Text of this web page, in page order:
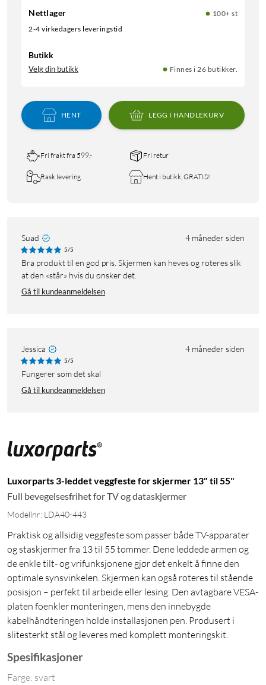
Nettlager
100+ st
2-4 virkedagers leveringstid
Butikk
Velg din butikk Finnes i 26 butikker.
HENT LEGG I HANDLEKURV
Fri frakt fra 599,- Fri retur
Rask levering Hent i butikk, GRATIS!
Suad 4 måneder siden
5/5
Bra produkt til en god pris. Skjermen kan heves og roteres slik
at den «står» hvis du ønsker det.
Gå til kundeanmeldelsen
Jessica 4 måneder siden
5/5
Fungerer som det skal
Gå til kundeanmeldelsen
Luxorparts 3-leddet veggfeste for skjermer 13" til 55"
Full bevegelsesfrihet for TV og dataskjermer
Modellnr: LDA40-443
Praktisk og allsidig veggfeste som passer både TV-apparater
og staskjermer fra 13 til 55 tommer. Dene leddede armen og
de enkle tilt- og vrifunksjonene gjør det enkelt å finne den
optimale synsvinkelen. Skjermen kan også roteres til stående
posisjon – perfekt til arbeide eller lesing. Den avtagbare VESA-
platen foenkler monteringen, mens den innebygde
kabelhåndteringen holde installasjonen pen. Produsert i
slitesterkt stål og leveres med komplett monteringskit.
Spesifikasjoner
Farge: svart